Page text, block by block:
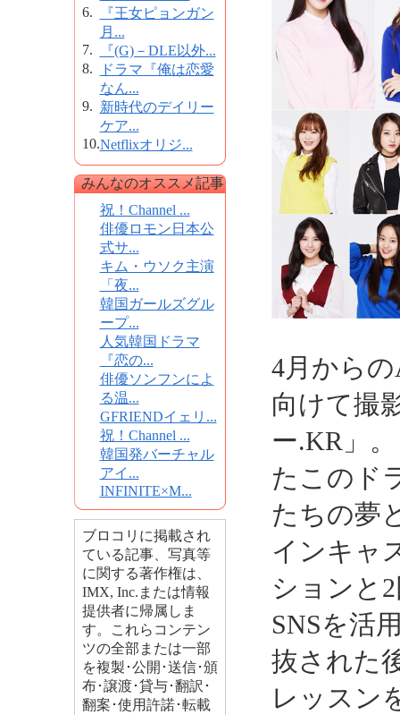
6.
『王女ピョンガン
月...
7.
『(G)－DLE以外...
8.
ドラマ『俺は恋愛
なん...
9. 新時代のデイリー
ケア...
10.Netflixオリジ...
みんなのオススメ記事
祝！Channel ...
俳優ロモン日本公
式サ...
キム・ウソク主演
「夜...
韓国ガールズグル
ープ...
人気韓国ドラマ
『恋の...
俳優ソンフンによ
る温...
GFRIENDイェリ...
祝！Channel ...
韓国発バーチャル
アイ...
INFINITE×M...
ブロコリに掲載され
ている記事、写真等
に関する著作権は、
IMX, Inc.または情報
提供者に帰属しま
す。これらコンテン
ツの全部または一部
を複製･公開･送信･頒
布･譲渡･貸与･翻訳･
翻案･使用許諾･転載
4月から
向けて撮
ー.KR」
たこのド
たちの夢
インキャ
ションと
SNSを活
抜された
レッスン